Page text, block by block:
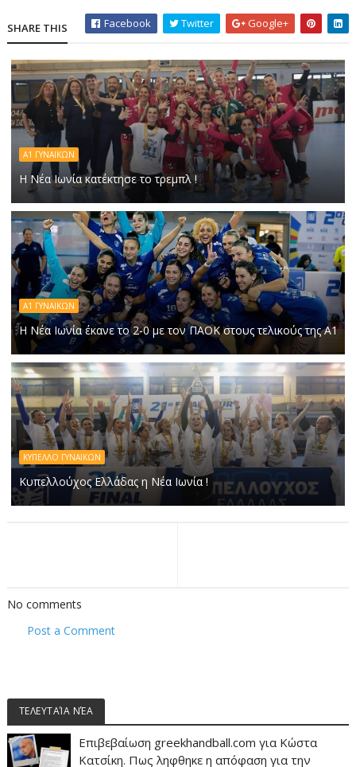
SHARE THIS Facebook Twitter Google+
Α1 ΓΥΝΑΙΚΩΝ
Η Νέα Ιωνία κατέκτησε το τρεμπλ !
Α1 ΓΥΝΑΙΚΩΝ
Η Νέα Ιωνία έκανε το 2-0 με τον ΠΑΟΚ στους τελικούς της Α1
ΚΥΠΕΛΛΟ ΓΥΝΑΙΚΩΝ
Κυπελλούχος Ελλάδας η Νέα Ιωνία !
No comments
Post a Comment
ΤΕΛΕΥΤΑΊΑ ΝΈΑ
Επιβεβαίωση greekhandball.com για Κώστα
Κατσίκη. Πως ληφθηκε η απόφαση για την